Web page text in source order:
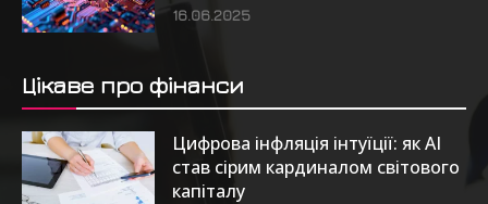
16.06.2025
Цікаве про фінанси
Цифрова інфляція інтуїції: як AI
став сірим кардиналом світового
капіталу